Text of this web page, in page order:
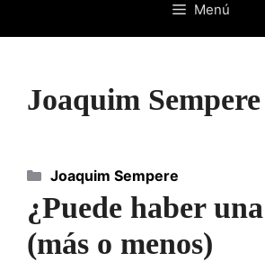
Menú
Joaquim Sempere
¿Puede haber
(más o menos)
Categorías
Joaquim Sempere